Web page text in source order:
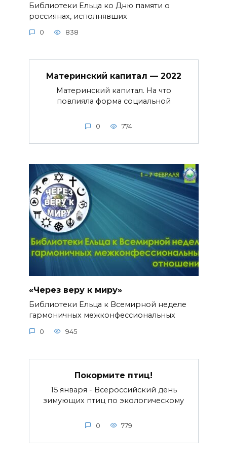
Библиотеки Ельца ко Дню памяти о
россиянах, исполнявших
0 838
Материнский капитал — 2022
Материнский капитал. На что
повлияла форма социальной
0 774
«Через веру к миру»
Библиотеки Ельца к Всемирной неделе
гармоничных межконфессиональных
0 945
Покормите птиц!
15 января - Всероссийский день
зимующих птиц по экологическому
0 779